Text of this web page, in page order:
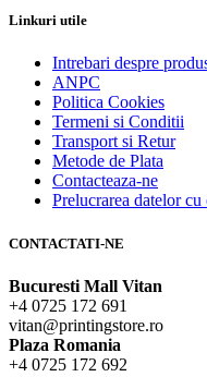
Linkuri utile
Intrebari despre
ANPC
Politica Cookies
Termeni si Conditii
Transport si Retur
Metode de Plata
Contacteaza-ne
Prelucrarea datelor cu
CONTACTATI-NE
Bucuresti Mall Vitan
+4 0725 172 691
vitan@printingstore.ro
Plaza Romania
+4 0725 172 692